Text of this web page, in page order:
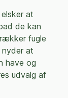
at
de kan
fugle
nyder at
have og
udvalg af